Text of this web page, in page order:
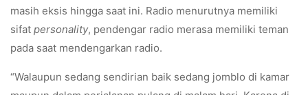
masih eksis hingga saat ini. Radio menurutnya memiliki
sifat personality, pendengar radio merasa memiliki teman
pada saat mendengarkan radio.
“Walaupun sedang sendirian baik sedang jomblo di kamar